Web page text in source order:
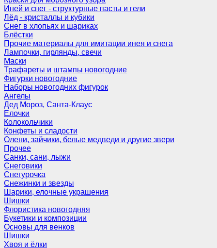
Иней и снег - структурные пасты и гели
Лёд - кристаллы и кубики
Снег в хлопьях и шариках
Блёстки
Прочие материалы для имитации инея и снега
Лампочки, гирлянды, свечи
Маски
Трафареты и штампы новогодние
Фигурки новогодние
Наборы новогодних фигурок
Ангелы
Дед Мороз, Санта-Клаус
Елочки
Колокольчики
Конфеты и сладости
Олени, зайчики, белые медведи и другие звери
Прочее
Санки, сани, лыжи
Снеговики
Снегурочка
Снежинки и звезды
Шарики, елочные украшения
Шишки
Флористика новогодняя
Букетики и композиции
Основы для венков
Шишки
Хвоя и ёлки